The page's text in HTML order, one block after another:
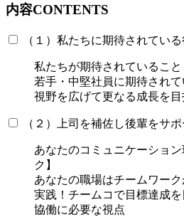
内容CONTENTS
（１）私たちに期待されてい
私たちが期待されていること
若手・中堅社員に期待されて
視野を広げて更なる成長を目
（２）上司を補佐し後輩をサ
あなたのコミュニケーショ
ク】
あなたの職場はチームワー
実践！チームコで目標達成を
協働に必要な視点